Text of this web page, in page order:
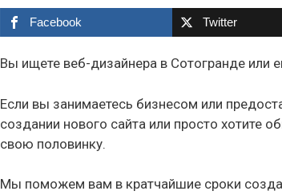
Facebook Twitter
Вы ищете веб-дизайнера в Сотогранде или
Если вы занимаетесь бизнесом или
создании нового сайта или просто хотите
свою половинку.
Мы поможем вам в кратчайшие сроки